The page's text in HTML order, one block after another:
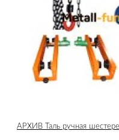
АРХИВ Таль ручная